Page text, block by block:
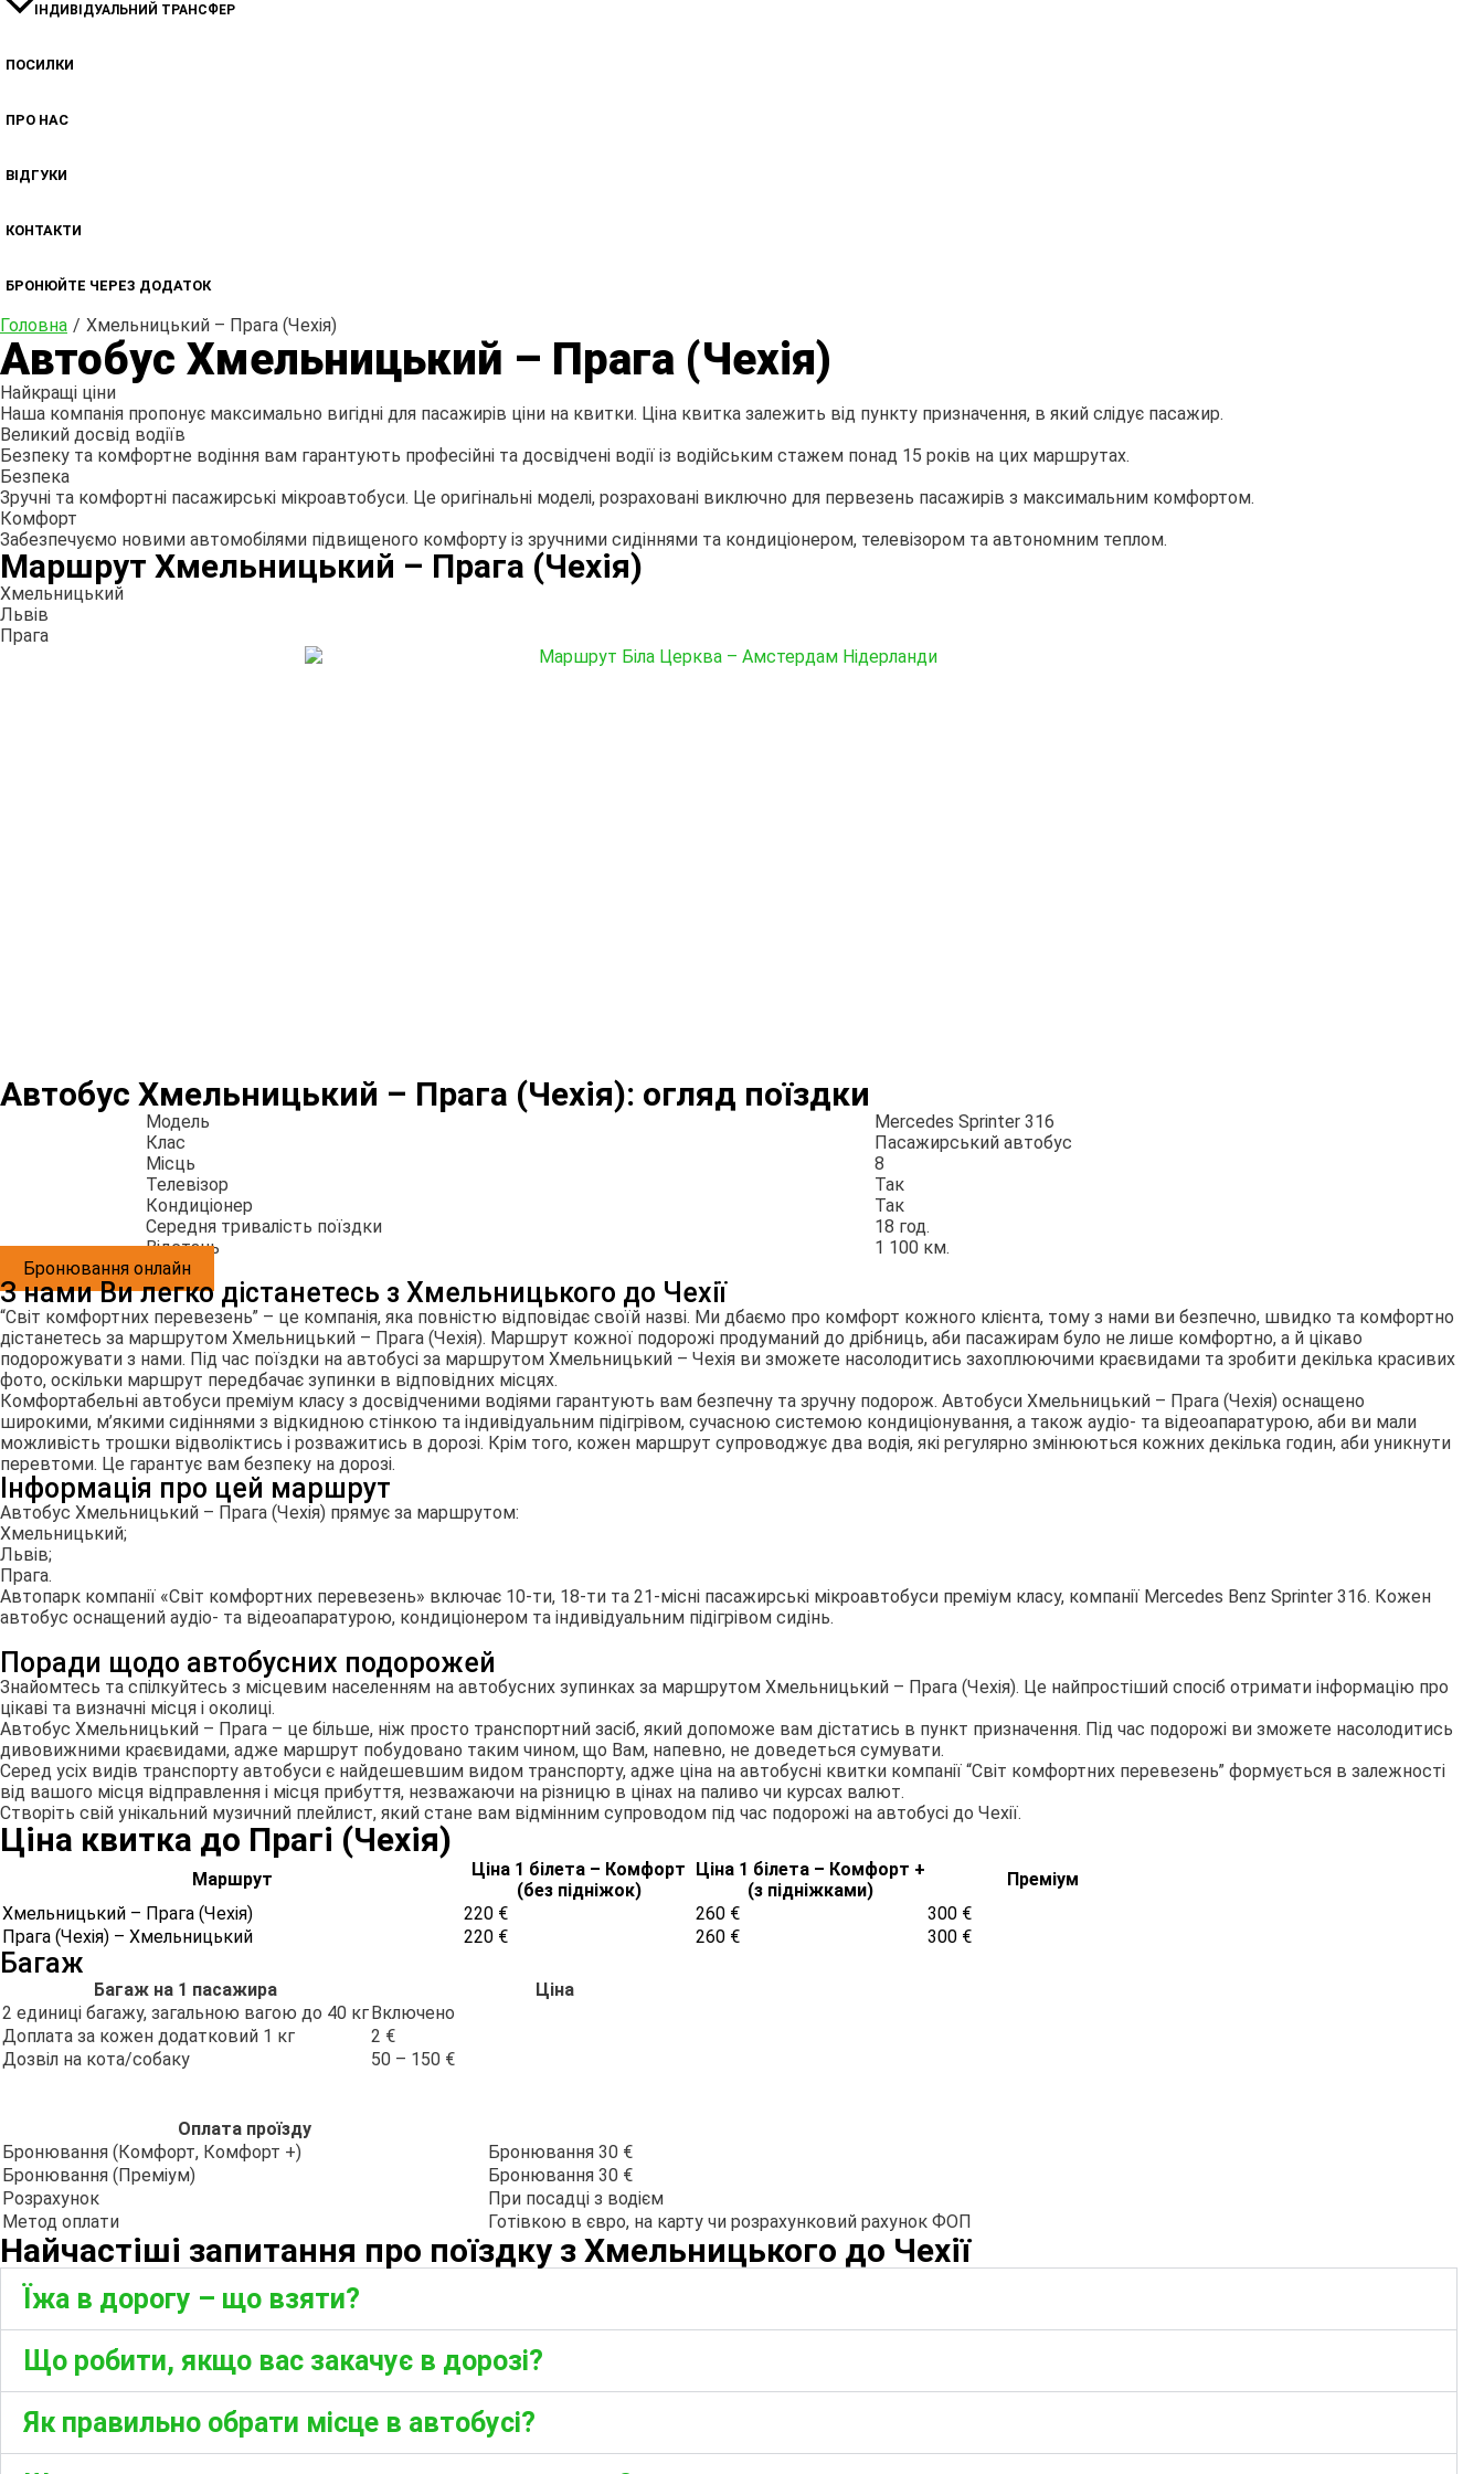
ІНДИВІДУАЛЬНИЙ ТРАНСФЕР
ПОСИЛКИ
ПРО НАС
ВІДГУКИ
КОНТАКТИ
БРОНЮЙТЕ ЧЕРЕЗ ДОДАТОК
Головна Хмельницький – Прага (Чехія)
Автобус Хмельницький – Прага (Чехія)
Найкращі ціни
Наша компанія пропонує максимально вигідні для пасажирів ціни на квитки. Ціна квитка залежить від пункту призначення, в який слідує пасажир.
Великий досвід водіїв
Безпеку та комфортне водіння вам гарантують професійні та досвідчені водії із водійським стажем понад 15 років на цих маршрутах.
Безпека
Зручні та комфортні пасажирські мікроавтобуси. Це оригінальні моделі, розраховані виключно для первезень пасажирів з максимальним комфортом.
Комфорт
Забезпечуємо новими автомобілями підвищеного комфорту із зручними сидіннями та кондиціонером, телевізором та автономним теплом.
Маршрут Хмельницький – Прага (Чехія)
Хмельницький
Львів
Прага
Автобус Хмельницький – Прага (Чехія): огляд поїздки
Модель
Mercedes Sprinter 316
Клас
Пасажирський автобус
Місць
8
Телевізор
Так
Кондиціонер
Так
Середня тривалість поїздки
18 год.
Відстань
1 100 км.
Бронювання онлайн
З нами Ви легко дістанетесь з Хмельницького до Чехії
“Світ комфортних перевезень” – це компанія, яка повністю відповідає своїй назві. Ми дбаємо про комфорт кожного клієнта, тому з нами ви безпечно, швидко та комфортно
дістанетесь за маршрутом Хмельницький – Прага (Чехія). Маршрут кожної подорожі продуманий до дрібниць, аби пасажирам було не лише комфортно, а й цікаво
подорожувати з нами. Під час поїздки на автобусі за маршрутом Хмельницький – Чехія ви зможете насолодитись захоплюючими краєвидами та зробити декілька красивих
фото, оскільки маршрут передбачає зупинки в відповідних місцях.
Комфортабельні автобуси преміум класу з досвідченими водіями гарантують вам безпечну та зручну подорож. Автобуси Хмельницький – Прага (Чехія) оснащено
широкими, м’якими сидіннями з відкидною стінкою та індивідуальним підігрівом, сучасною системою кондиціонування, а також аудіо- та відеоапаратурою, аби ви мали
можливість трошки відволіктись і розважитись в дорозі. Крім того, кожен маршрут супроводжує два водія, які регулярно змінюються кожних декілька годин, аби уникнути
перевтоми. Це гарантує вам безпеку на дорозі.
Інформація про цей маршрут
Автобус Хмельницький – Прага (Чехія) прямує за маршрутом:
Хмельницький;
Львів;
Прага.
Автопарк компанії «Світ комфортних перевезень» включає 10-ти, 18-ти та 21-місні пасажирські мікроавтобуси преміум класу, компанії Mercedes Benz Sprinter 316. Кожен
автобус оснащений аудіо- та відеоапаратурою, кондиціонером та індивідуальним підігрівом сидінь.
Поради щодо автобусних подорожей
Знайомтесь та спілкуйтесь з місцевим населенням на автобусних зупинках за маршрутом Хмельницький – Прага (Чехія). Це найпростіший спосіб отримати інформацію про
цікаві та визначні місця і околиці.
Автобус Хмельницький – Прага – це більше, ніж просто транспортний засіб, який допоможе вам дістатись в пункт призначення. Під час подорожі ви зможете насолодитись
дивовижними краєвидами, адже маршрут побудовано таким чином, що Вам, напевно, не доведеться сумувати.
Серед усіх видів транспорту автобуси є найдешевшим видом транспорту, адже ціна на автобусні квитки компанії “Світ комфортних перевезень” формується в залежності
від вашого місця відправлення і місця прибуття, незважаючи на різницю в цінах на паливо чи курсах валют.
Створіть свій унікальний музичний плейлист, який стане вам відмінним супроводом під час подорожі на автобусі до Чехії.
Ціна квитка до Прагi (Чехiя)
Маршрут
Ціна 1 білета – Комфорт
(без підніжок)
Ціна 1 білета – Комфорт +
(з підніжками)
Преміум
Хмельницький – Прага (Чехiя) 220 € 260 €
300 €
Прага (Чехiя) – Хмельницький
220 € 260 € 300 €
Багаж
Багаж на 1 пасажира
Ціна
2 единиці багажу, загальною вагою до 40 кгВключено
Доплата за кожен додатковий 1 кг
2 €
Дозвіл на кота/собаку
50 – 150 €
Оплата проїзду
Бронювання (Комфорт, Комфорт +)
Бронювання 30 €
Бронювання (Преміум)
Бронювання 30 €
Розрахунок
При посадці з водієм
Метод оплати
Готівкою в євро, на карту чи розрахунковий рахунок ФОП
Найчастіші запитання про поїздку з Хмельницького до Чехії
Їжа в дорогу – що взяти?
Що робити, якщо вас закачує в дорозі?
Як правильно обрати місце в автобусі?